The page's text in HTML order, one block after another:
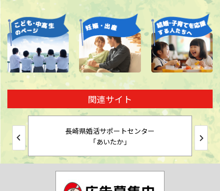
関連サイト
長崎県婚活サポートセンター
「あいたか」